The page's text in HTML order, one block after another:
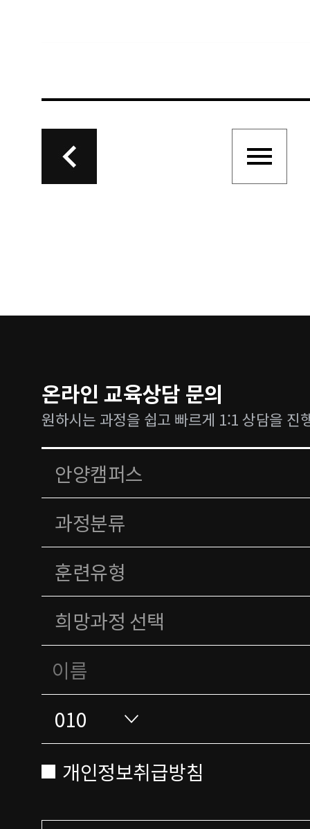
온라인 교육상담 문의
원하시는 과정을 쉽고 빠르게 1:1 상담을 진
개인정보취급방침